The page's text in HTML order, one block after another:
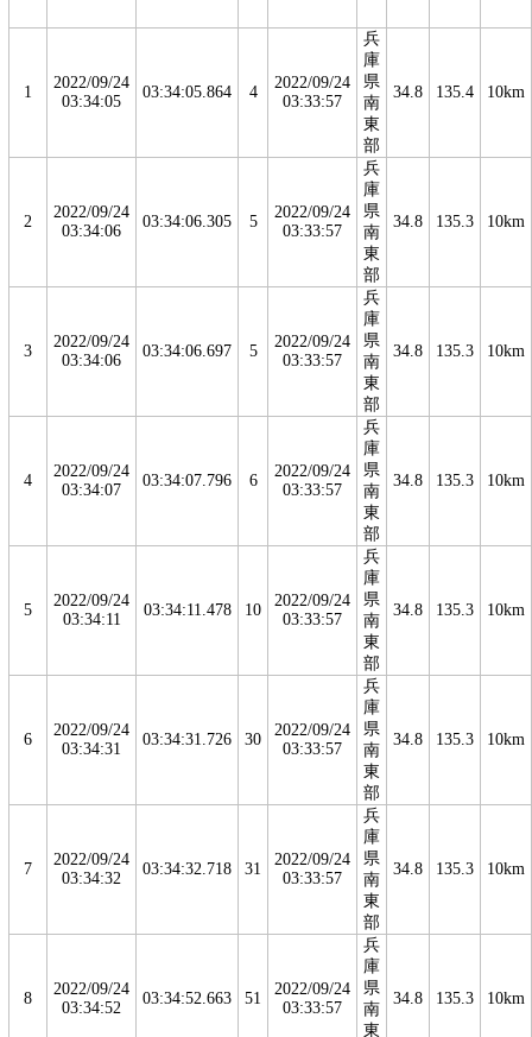
1
2022/09/24
03:34:05
03:34:05.864 4
2022/09/24
03:33:57
兵
庫
県
南
東
部
34.8 135.4 10km
2
2022/09/24
03:34:06
03:34:06.305 5
2022/09/24
03:33:57
兵
庫
県
南
東
部
34.8 135.3 10km
3
2022/09/24
03:34:06
03:34:06.697 5
2022/09/24
03:33:57
兵
庫
県
南
東
部
34.8 135.3 10km
4
2022/09/24
03:34:07
03:34:07.796 6
2022/09/24
03:33:57
兵
庫
県
南
東
部
34.8 135.3 10km
5
2022/09/24
03:34:11
03:34:11.478 10
2022/09/24
03:33:57
兵
庫
県
南
東
部
34.8 135.3 10km
6
2022/09/24
03:34:31
03:34:31.726 30
2022/09/24
03:33:57
兵
庫
県
南
東
部
34.8 135.3 10km
7
2022/09/24
03:34:32
03:34:32.718 31
2022/09/24
03:33:57
兵
庫
県
南
東
部
34.8 135.3 10km
8
2022/09/24
03:34:52
03:34:52.663 51
2022/09/24
03:33:57
兵
庫
県
南
東
34.8 135.3 10km